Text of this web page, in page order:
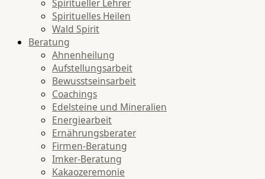
Spiritueller Lehrer
Spirituelles Heilen
Wald Spirit
Beratung
Ahnenheilung
Aufstellungsarbeit
Bewusstseinsarbeit
Coachings
Edelsteine und Mineralien
Energiearbeit
Ernährungsberater
Firmen-Beratung
Imker-Beratung
Kakaozeremonie